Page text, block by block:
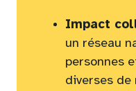
Impact
un réseau
personnes
diverses